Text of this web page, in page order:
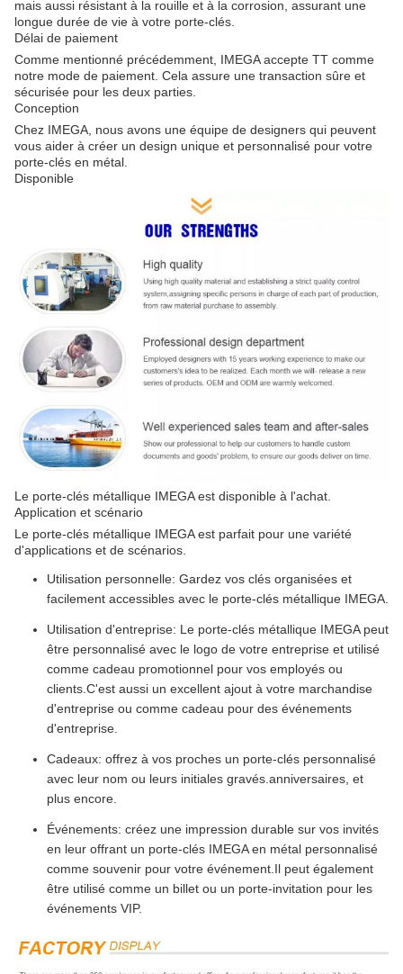
mais aussi résistant à la rouille et à la corrosion, assurant une
longue durée de vie à votre porte-clés.
Délai de paiement
Comme mentionné précédemment, IMEGA accepte TT comme
notre mode de paiement. Cela assure une transaction sûre et
sécurisée pour les deux parties.
Conception
Chez IMEGA, nous avons une équipe de designers qui peuvent
vous aider à créer un design unique et personnalisé pour votre
porte-clés en métal.
Disponible
Le porte-clés métallique IMEGA est disponible à l'achat.
Application et scénario
Le porte-clés métallique IMEGA est parfait pour une variété
d'applications et de scénarios.
Utilisation personnelle: Gardez vos clés organisées et
facilement accessibles avec le porte-clés métallique IMEGA.
Utilisation d'entreprise: Le porte-clés métallique IMEGA peut
être personnalisé avec le logo de votre entreprise et utilisé
comme cadeau promotionnel pour vos employés ou
clients.C'est aussi un excellent ajout à votre marchandise
d'entreprise ou comme cadeau pour des événements
d'entreprise.
Cadeaux: offrez à vos proches un porte-clés personnalisé
avec leur nom ou leurs initiales gravés.anniversaires, et
plus encore.
Événements: créez une impression durable sur vos invités
en leur offrant un porte-clés IMEGA en métal personnalisé
comme souvenir pour votre événement.Il peut également
être utilisé comme un billet ou un porte-invitation pour les
événements VIP.